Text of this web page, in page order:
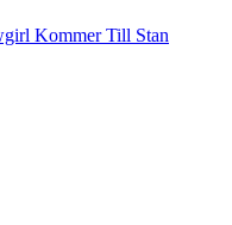
Kommer Till Stan